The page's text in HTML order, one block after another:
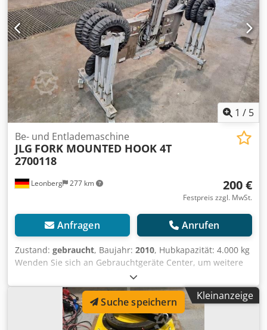
1 / 5
Leonberg 277 km
Be- und Entlademaschine
JLG FORK MOUNTED HOOK 4T
2700118
200 €
Festpreis zzgl. MwSt.
Anfragen Anrufen
Zustand: gebraucht, Baujahr: 2010, Hubkapazität: 4.000 kg
Wenden Sie sich an Gebrauchtgeräte Center, um weitere
Informationen zu erhalten. Cedpezfkmvefx Acbjrf DE01
Kleinanzeige
Suche speichern